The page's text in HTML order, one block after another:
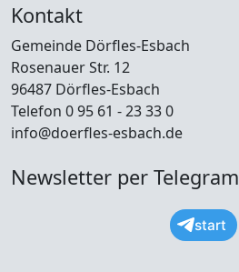
Kontakt
Gemeinde Dörfles-Esbach
Rosenauer Str. 12
96487 Dörfles-Esbach
Telefon 0 95 61 - 23 33 0
info@doerfles-esbach.de
Newsletter per Telegram
start